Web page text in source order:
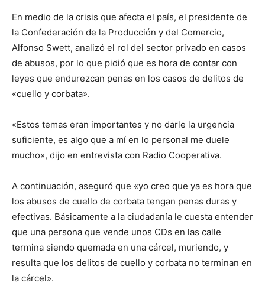
En medio de la crisis que afecta el país, el presidente de
la Confederación de la Producción y del Comercio,
Alfonso Swett, analizó el rol del sector privado en casos
de abusos, por lo que pidió que es hora de contar con
leyes que endurezcan penas en los casos de delitos de
«cuello y corbata».
«Estos temas eran importantes y no darle la urgencia
suficiente, es algo que a mí en lo personal me duele
mucho», dijo en entrevista con Radio Cooperativa.
A continuación, aseguró que «yo creo que ya es hora que
los abusos de cuello de corbata tengan penas duras y
efectivas. Básicamente a la ciudadanía le cuesta entender
que una persona que vende unos CDs en las calle
termina siendo quemada en una cárcel, muriendo, y
resulta que los delitos de cuello y corbata no terminan en
la cárcel».